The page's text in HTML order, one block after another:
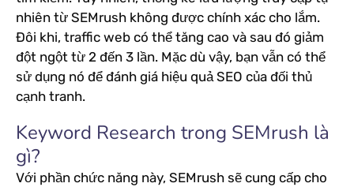
nhiên từ SEMrush không được chính xác cho lắm.
Đôi khi, traffic web có thể tăng cao và sau đó giảm
đột ngột từ 2 đến 3 lần. Mặc dù vậy, bạn vẫn có thể
sử dụng nó để đánh giá hiệu quả SEO của đối thủ
cạnh tranh.
Keyword Research trong SEMrush là
gì?
Với phần chức năng này, SEMrush sẽ cung cấp cho